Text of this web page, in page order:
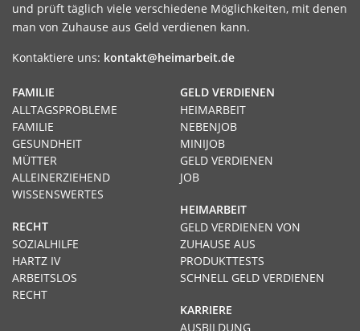
und prüft täglich viele verschiedene Möglichkeiten, mit denen
man von Zuhause aus Geld verdienen kann.
Kontaktiere uns: kontakt@heimarbeit.de
GELD VERDIENEN
HEIMARBEIT
NEBENJOB
MINIJOB
GELD VERDIENEN
JOB
HEIMARBEIT
GELD VERDIENEN VON
ZUHAUSE AUS
PRODUKTTESTS
SCHNELL GELD VERDIENEN
KARRIERE
AUSBILDUNG
FAMILIE
ALLTAGSPROBLEME
FAMILIE
GESUNDHEIT
MÜTTER
ALLEINERZIEHEND
WISSENSWERTES
RECHT
SOZIALHILFE
HARTZ IV
ARBEITSLOS
RECHT